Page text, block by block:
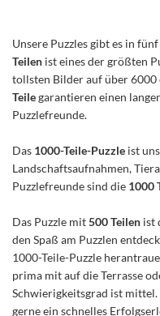
Unsere Puzzles gibt es in
Teilen ist eines der größten
tollsten Bilder auf über 6000
Teilegarantieren einen
Puzzlefreunde.
Das 1000-Teile-Puzzle ist
Landschaftsaufnahmen,
Puzzlefreunde sind die 1000
Das Puzzle mit500 Teilen ist
den Spaß am Puzzlen
1000-Teile-Puzzle
prima mit auf die Terrasse
Schwierigkeitsgrad ist mittel.
gerne ein schnelles